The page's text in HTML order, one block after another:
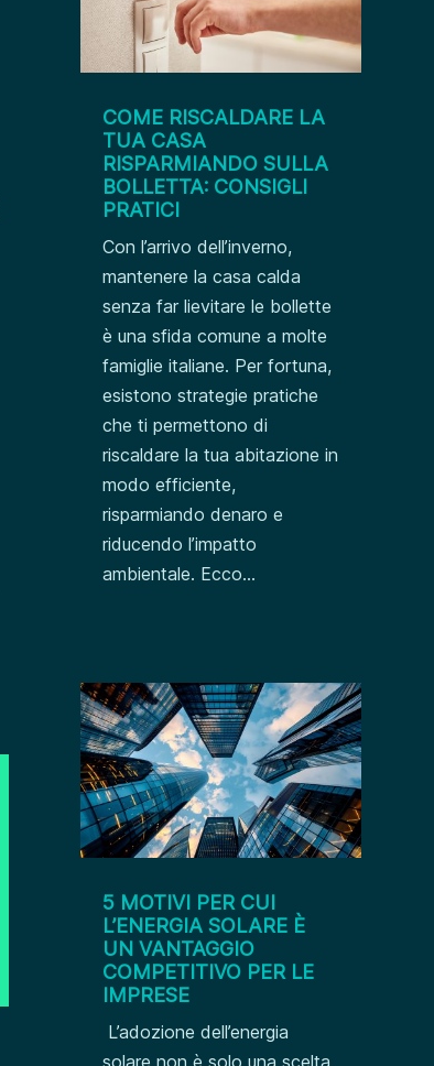
COME RISCALDARE LA
TUA CASA
RISPARMIANDO SULLA
BOLLETTA: CONSIGLI
PRATICI
Con l’arrivo dell’inverno,
mantenere la casa calda
senza far lievitare le bollette
è una sfida comune a molte
famiglie italiane. Per fortuna,
esistono strategie pratiche
che ti permettono di
riscaldare la tua abitazione in
modo efficiente,
risparmiando denaro e
riducendo l’impatto
ambientale. Ecco...
5 MOTIVI PER CUI
L’ENERGIA SOLARE È
UN VANTAGGIO
COMPETITIVO PER LE
IMPRESE
L’adozione dell’energia
solare non è solo una scelta